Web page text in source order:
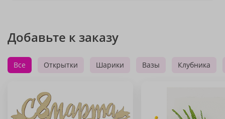
Добавьте к заказу
Все Открытки Шарики Вазы Клубника